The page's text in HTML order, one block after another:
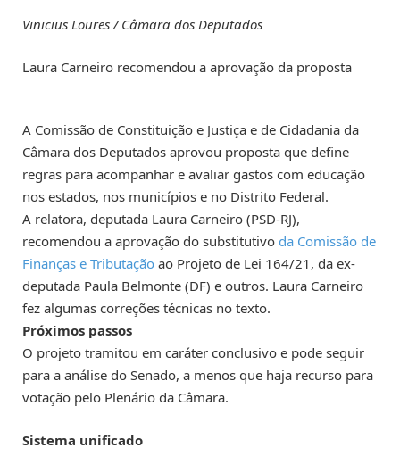
Vinicius Loures / Câmara dos Deputados
Laura Carneiro recomendou a aprovação da proposta
A Comissão de Constituição e Justiça e de Cidadania da
Câmara dos Deputados aprovou proposta que define
regras para acompanhar e avaliar gastos com educação
nos estados, nos municípios e no Distrito Federal.
A relatora, deputada Laura Carneiro (PSD-RJ),
recomendou a aprovação do substitutivo da Comissão de
Finanças e Tributação ao Projeto de Lei 164/21, da ex-
deputada Paula Belmonte (DF) e outros. Laura Carneiro
fez algumas correções técnicas no texto.
Próximos passos
O projeto tramitou em caráter conclusivo e pode seguir
para a análise do Senado, a menos que haja recurso para
votação pelo Plenário da Câmara.
Sistema unificado